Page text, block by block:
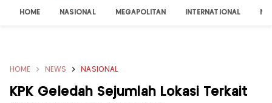
HOME NASIONAL MEGAPOLITAN INTERNATIONAL
HOME NEWS NASIONAL
KPK Geledah Sejumlah Lokasi Terkait